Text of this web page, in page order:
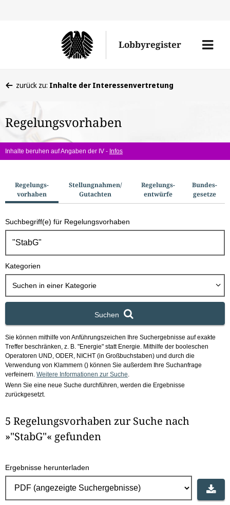
den
Lobbyregister
Menü
befinden
hier:
zurück zu: Inhalte der Interessenvertretung
Regelungsvorhaben
Inhalte beruhen auf Angaben der IV - Infos
u
c
h
o
Regelungs­
vorhaben
Stellungnahmen/​
Gutachten
Regelungs­
entwürfe
Bundes­
gesetze
Suchbegriff(e) für Regelungsvorhaben
Kategorien
Suchen in einer Kategorie
Suchen
Sie können mithilfe von Anführungszeichen Ihre Suchergebnisse auf exakte
Treffer beschränken, z. B. "Energie" statt Energie. Mithilfe der booleschen
Operatoren UND, ODER, NICHT (in Großbuchstaben) und durch die
Verwendung von Klammern () können Sie außerdem Ihre Suchanfrage
verfeinern. Weitere Informationen zur Suche
Wenn Sie eine neue Suche durchführen, werden die Ergebnisse
zurückgesetzt.
5 Regelungsvorhaben zur Suche nach
»"StabG"« gefunden
Ergebnisse herunterladen